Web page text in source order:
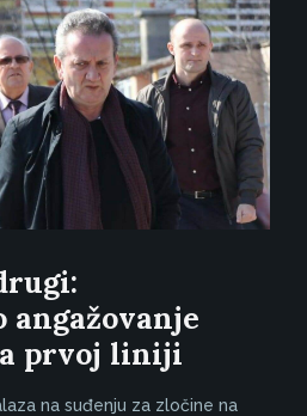
angažovanje
prvoj liniji
na suđenju za zločine na